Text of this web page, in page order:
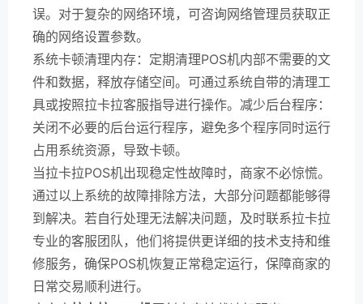
误。对于复杂的网络环境，可咨询网络管理员获取正
确的网络设置参数。
系统卡顿清理内存：定期清理POS机内部不需要的文
件和数据，释放存储空间。可通过系统自带的清理工
具或按照拉卡拉客服指导进行操作。减少后台程序：
关闭不必要的后台运行程序，避免多个程序同时运行
占用系统资源，导致卡顿。
当拉卡拉POS机出现稳定性故障时，商家不必惊慌。
通过以上系统的故障排除方法，大部分问题都能够得
到解决。若自行处理无法解决问题，及时联系拉卡拉
专业的客服团队，他们将提供更详细的技术支持和维
修服务，确保POS机恢复正常稳定运行，保障商家的
日常交易顺利进行。